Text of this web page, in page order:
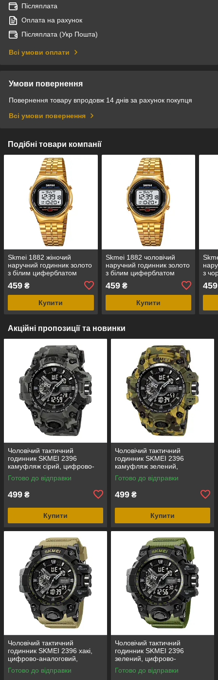
Післяплата
Оплата на рахунок
Післяплата (Укр Пошта)
Всі умови оплати
Умови повернення
Повернення товару впродовж 14 днів за рахунок покупця
Всі умови повернення
Подібні товари компанії
Skmei 1882 жіночий
наручний годинник золото
з білим циферблатом
459 ₴
Купити
Skmei 1882 чоловічий
наручний годинник золото
з білим циферблатом
459₴
Купити
з
459
Акційні пропозиції та новинки
Чоловічий тактичний
годинник SKMEI 2396
камуфляж сірий, цифрово-
аналоговий, водозахист 5
ATM
Готово до відправки
499 ₴
Купити
Чоловічий тактичний
годинник SKMEI 2396
камуфляж зелений,
цифрово-аналоговий,
водозахист 5 ATM
Готово до відправки
499 ₴
Купити
Чоловічий тактичний
годинник SKMEI 2396 хакі,
цифрово-аналоговий,
водозахист 5 ATM
Готово до відправки
Чоловічий тактичний
годинник SKMEI 2396
зелений, цифрово-
аналоговий, водозахист 5
ATM
Готово до відправки